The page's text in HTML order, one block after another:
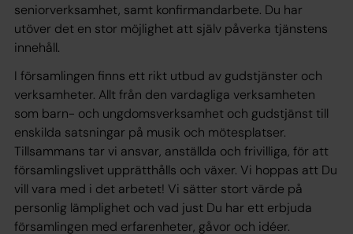
seniorverksamhet, samt konfirmandarbete. Du har
utöver det en stor möjlighet att själv påverka tjänstens
innehåll.
I församlingen finns ett rikt utbud av gudstjänster och
verksamheter. Allt från den vardagliga verksamheten
som barn- och ungdomsverksamhet och gudstjänst till
enskilda satsningar på musik och mötesplatser.
Tillsammans tar vi ansvar, anställda och frivilliga, för att
församlingslivet upprätthålls och växer. Vi hoppas att Du
vill vara med i det arbetet! Vi sätter stort värde på
personlig lämplighet och vad just Du har ett erbjuda
församlingen med erfarenheter, gåvor och idéer.